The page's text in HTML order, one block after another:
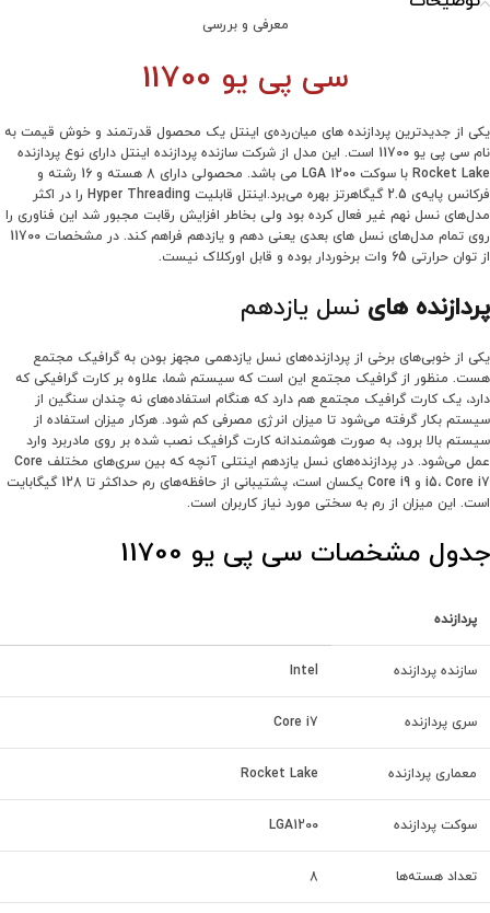
معرفی و بررسی
سی پی یو 11700
یکی از جدیدترین پردازنده‌ های میان‌رده‌ی اینتل یک محصول قدرتمند و خوش قیمت به
نام سی پی یو 11700 است. این مدل از شرکت سازنده پردازنده اینتل دارای نوع پردازنده
Rocket Lake با سوکت LGA 1200 می باشد. محصولی دارای 8 هسته و 16 رشته و
فرکانس پایه‌ی 2.5 گیگاهرتز بهره می‌برد.اینتل قابلیت Hyper Threading را در اکثر
مدل‌های نسل نهم غیر فعال کرده بود ولی بخاطر افزایش رقابت مجبور شد این فناوری را
روی تمام مدل‌های نسل های بعدی یعنی دهم و یازدهم فراهم کند. در مشخصات 11700
از توان حرارتی 65 وات برخوردار بوده و قابل اورکلاک نیست.
پردازنده های نسل یازدهم
یکی از خوبی‌های برخی از پردازنده‌های نسل یازدهمی مجهز بودن به گرافیک مجتمع
هست. منظور از گرافیک مجتمع این است که سیستم شما، علاوه بر کارت گرافیکی که
دارد، یک کارت گرافیک مجتمع هم دارد که هنگام استفاده‌های نه چندان سنگین از
سیستم بکار گرفته می‌شود تا میزان انرژی مصرفی کم شود. هرکار میزان استفاده از
سیستم بالا برود، به صورت هوشمندانه کارت گرافیک نصب شده بر روی مادربرد وارد
عمل می‌شود. در پردازنده‌های نسل یازدهم اینتلی آنچه که بین سری‌های مختلف Core
i5، Core i7 و Core i9 یکسان است، پشتیبانی از حافظه‌های رم‌ حداکثر تا 128 گیگابایت
است. این میزان از رم به سختی مورد نیاز کاربران است.
جدول مشخصات سی پی یو 11700
پردازنده
سازنده پردازنده Intel
سری پردازنده Core i7
معماری پردازنده Rocket Lake
سوکت پردازنده LGA1200
تعداد هسته‌ها 8